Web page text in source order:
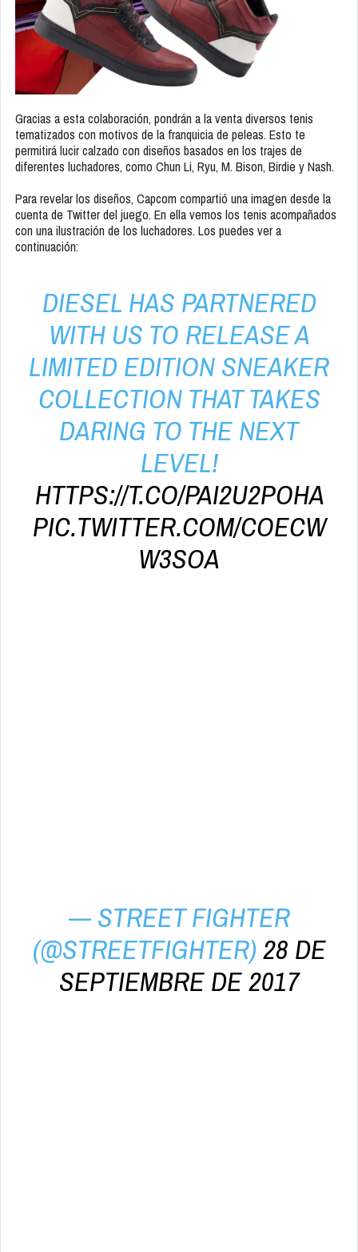
Gracias a esta colaboración, pondrán a la venta diversos tenis
tematizados con motivos de la franquicia de peleas. Esto te
permitirá lucir calzado con diseños basados en los trajes de
diferentes luchadores, como Chun Li, Ryu, M. Bison, Birdie y Nash.
Para revelar los diseños, Capcom compartió una imagen desde la
cuenta de Twitter del juego. En ella vemos los tenis acompañados
con una ilustración de los luchadores. Los puedes ver a
continuación:
DIESEL HAS PARTNERED
WITH US TO RELEASE A
LIMITED EDITION SNEAKER
COLLECTION THAT TAKES
DARING TO THE NEXT
LEVEL!
HTTPS://T.CO/PAI2U2POHA
PIC.TWITTER.COM/COECW
W3SOA
— STREET FIGHTER
(@STREETFIGHTER)28 DE
SEPTIEMBRE DE 2017